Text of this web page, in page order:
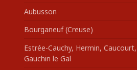
Aubusson
Bourganeuf (Creuse)
Estrée-Cauchy, Hermin, Caucourt,
Gauchin le Gal